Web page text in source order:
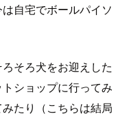
自宅でボールパイソ
そろ犬をお迎えした
ショップに行ってみ
たり（こちらは結局